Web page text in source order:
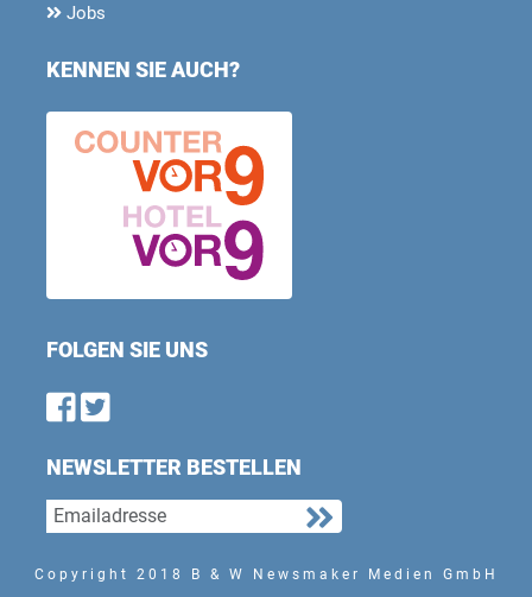
Jobs
KENNEN SIE AUCH?
FOLGEN SIE UNS
Find us on Facebook
Follow us on Twitter
NEWSLETTER BESTELLEN
Copyright 2018 B & W Newsmaker Medien GmbH